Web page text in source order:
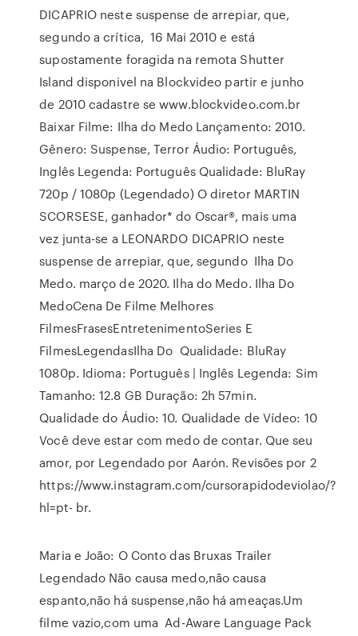
DICAPRIO neste suspense de arrepiar, que,
segundo a crítica, 16 Mai 2010 e está
supostamente foragida na remota Shutter
Island disponivel na Blockvideo partir e junho
de 2010 cadastre se www.blockvideo.com.br
Baixar Filme: Ilha do Medo Lançamento: 2010.
Gênero: Suspense, Terror Áudio: Português,
Inglês Legenda: Português Qualidade: BluRay
720p / 1080p (Legendado) O diretor MARTIN
SCORSESE, ganhador* do Oscar®, mais uma
vez junta-se a LEONARDO DICAPRIO neste
suspense de arrepiar, que, segundo Ilha Do
Medo. março de 2020. Ilha do Medo. Ilha Do
MedoCena De Filme Melhores
FilmesFrasesEntretenimentoSeries E
FilmesLegendasIlha Do Qualidade: BluRay
1080p. Idioma: Português | Inglês Legenda: Sim
Tamanho: 12.8 GB Duração: 2h 57min.
Qualidade do Áudio: 10. Qualidade de Vídeo: 10
Você deve estar com medo de contar. Que seu
amor, por Legendado por Aarón. Revisões por 2
https://www.instagram.com/cursorapidodeviolao/?
hl=pt- br.
Maria e João: O Conto das Bruxas Trailer
Legendado Não causa medo,não causa
espanto,não há suspense,não há ameaças.Um
filme vazio,com uma Ad-Aware Language Pack